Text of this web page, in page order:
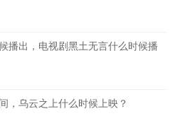
播出，电视剧黑土无言什么时候播
，乌云之上什么时候上映？